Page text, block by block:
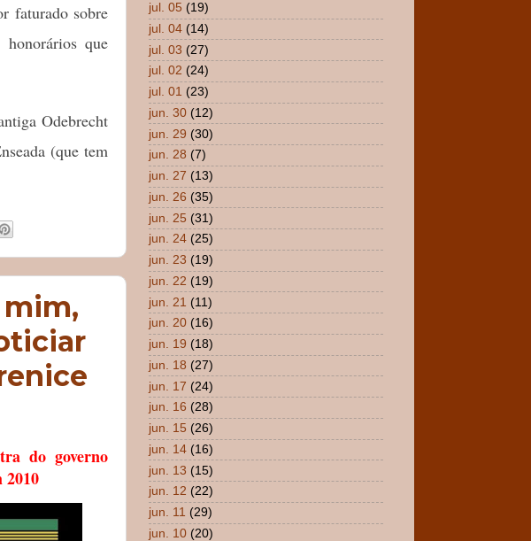
faturado sobre
que
Odebrecht
(que tem
do governo
2010
jul. 05 (19)
jul. 04 (14)
jul. 03 (27)
jul. 02 (24)
jul. 01 (23)
jun. 30 (12)
jun. 29 (30)
jun. 28 (7)
jun. 27 (13)
jun. 26 (35)
jun. 25 (31)
jun. 24 (25)
jun. 23 (19)
jun. 22 (19)
jun. 21 (11)
jun. 20 (16)
jun. 19 (18)
jun. 18 (27)
jun. 17 (24)
jun. 16 (28)
jun. 15 (26)
jun. 14 (16)
jun. 13 (15)
jun. 12 (22)
jun. 11 (29)
jun. 10 (20)